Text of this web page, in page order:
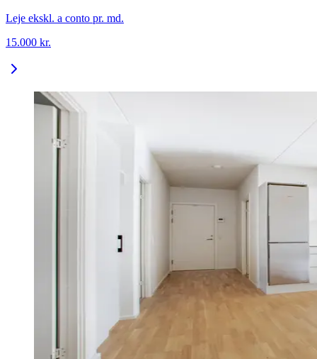
Leje ekskl. a conto pr. md.
15.000 kr.